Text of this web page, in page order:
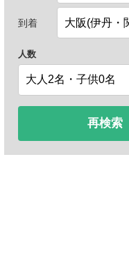
到着
人数
再検索